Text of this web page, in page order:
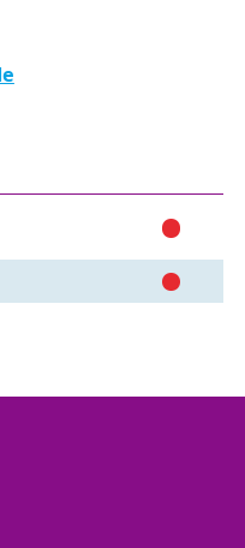
und Gas) von der
Kunden